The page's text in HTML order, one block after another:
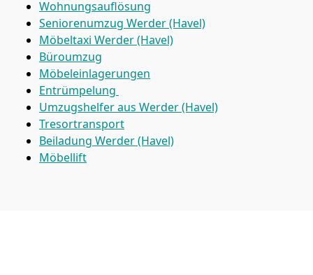
Wohnungsauflösung
Seniorenumzug Werder (Havel)
Möbeltaxi Werder (Havel)
Büroumzug
Möbeleinlagerungen
Entrümpelung
Umzugshelfer aus Werder (Havel)
Tresortransport
Beiladung Werder (Havel)
Möbellift